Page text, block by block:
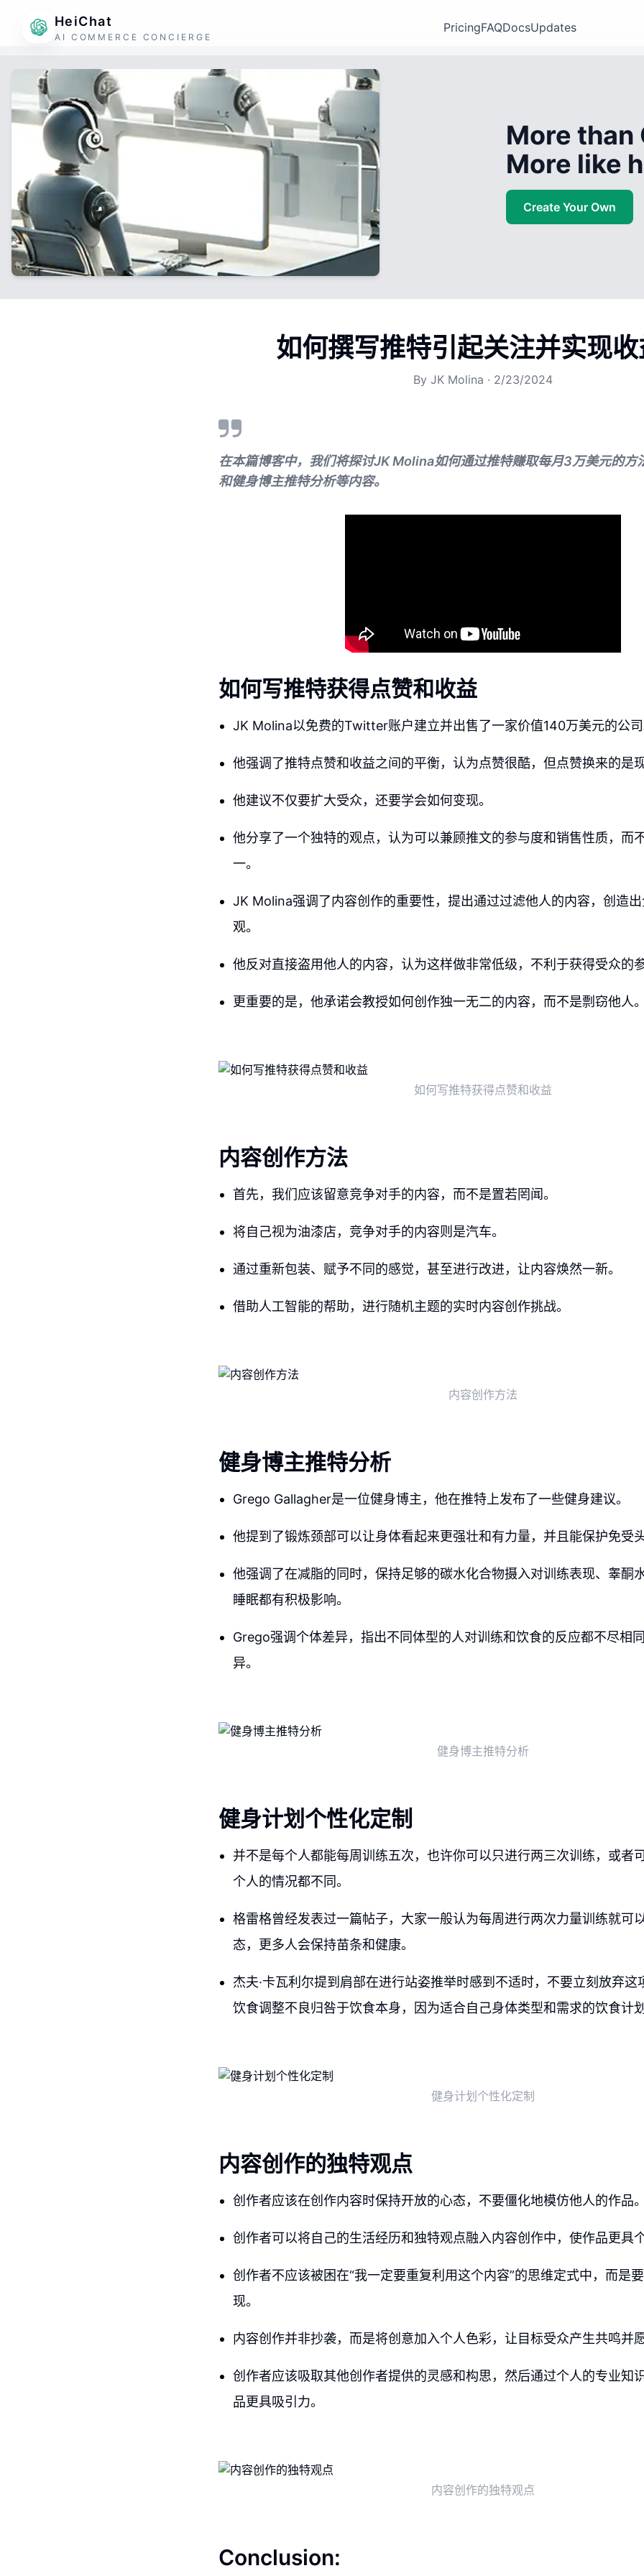
HeiChat
AI COMMERCE CONCIERGE
PricingFAQDocsUpdates
More than
More like
Create Your Own
如何撰写推特引起关注并实现
By JK Molina · 2/23/2024
在本篇博客中，我们将探讨JK Molina如何通过推特赚取每月3万美元的方
和健身博主推特分析等内容。
如何写推特获得点赞和收益
JK Molina以免费的Twitter账户建立并出售了一家价值140万美元的公
他强调了推特点赞和收益之间的平衡，认为点赞很酷，但点赞换来的是
他建议不仅要扩大受众，还要学会如何变现。
他分享了一个独特的观点，认为可以兼顾推文的参与度和销售性质，而
一。
JK Molina强调了内容创作的重要性，提出通过过滤他人的内容，创造
观。
他反对直接盗用他人的内容，认为这样做非常低级，不利于获得受众的
更重要的是，他承诺会教授如何创作独一无二的内容，而不是剽窃他人
如何写推特获得点赞和收益
内容创作方法
首先，我们应该留意竞争对手的内容，而不是置若罔闻。
将自己视为油漆店，竞争对手的内容则是汽车。
通过重新包装、赋予不同的感觉，甚至进行改进，让内容焕然一新。
借助人工智能的帮助，进行随机主题的实时内容创作挑战。
内容创作方法
健身博主推特分析
Grego Gallagher是一位健身博主，他在推特上发布了一些健身建议。
他提到了锻炼颈部可以让身体看起来更强壮和有力量，并且能保护免受
他强调了在减脂的同时，保持足够的碳水化合物摄入对训练表现、睾酮
睡眠都有积极影响。
Grego强调个体差异，指出不同体型的人对训练和饮食的反应都不尽相
异。
健身博主推特分析
健身计划个性化定制
并不是每个人都能每周训练五次，也许你可以只进行两三次训练，或者
个人的情况都不同。
格雷格曾经发表过一篇帖子，大家一般认为每周进行两次力量训练就可
态，更多人会保持苗条和健康。
杰夫·卡瓦利尔提到肩部在进行站姿推举时感到不适时，不要立刻放弃这
饮食调整不良归咎于饮食本身，因为适合自己身体类型和需求的饮食计
健身计划个性化定制
内容创作的独特观点
创作者应该在创作内容时保持开放的心态，不要僵化地模仿他人的作品
创作者可以将自己的生活经历和独特观点融入内容创作中，使作品更具
创作者不应该被困在“我一定要重复利用这个内容”的思维定式中，而是
现。
内容创作并非抄袭，而是将创意加入个人色彩，让目标受众产生共鸣并
创作者应该吸取其他创作者提供的灵感和构思，然后通过个人的专业知
品更具吸引力。
内容创作的独特观点
Conclusion: